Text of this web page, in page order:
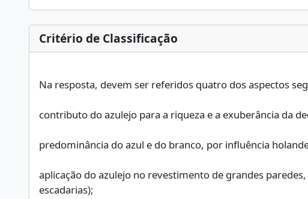
Critério de Classificação
contributo do azulejo para a riqueza e a exuberância da
predominância do azul e do branco, por influência
aplicação do azulejo no revestimento de grandes
escadarias);